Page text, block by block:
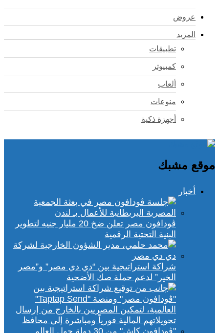
عروض
المزيد
تطبيقات
كمبيوتر
ألعاب
منوعات
أجهزة ذكية
موقع مشبك
أخبار
ڤودافون مصر تعلن ضخ 20 مليار جنيه لتطوير
البنية التحتية الرقمية
شراكة استراتيجية بين “دي دي مصر” و”مصر
الخير” لدعم حملة صك الأضحية